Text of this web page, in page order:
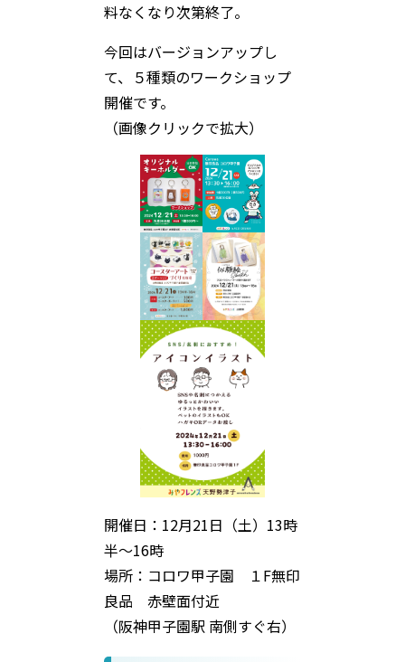
料なくなり次第終了。
今回はバージョンアップし
て、５種類のワークショップ
開催です。
（画像クリックで拡大）
開催日：12月21日（土）13時
半～16時
場所：コロワ甲子園 １F無印
良品 赤壁面付近
（阪神甲子園駅 南側すぐ右）